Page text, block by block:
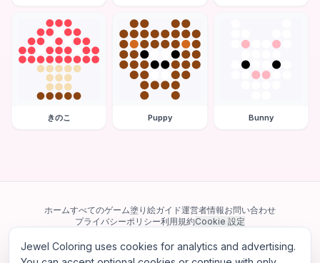
きのこ Puppy Bunny
ホームすべてのゲーム塗り絵ガイド運営者情報お問い合わせ
プライバシーポリシー利用規約Cookie 設定
当サイトは Google AdSense を含む第三者広告ネットワークを利用してい
ます。一部のサードパーティ Cookie を使用してパーソナライズ広告を配信
Jewel Coloring uses cookies for analytics and advertising.